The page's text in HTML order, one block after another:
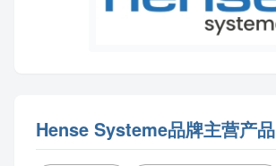
Hense Systeme品牌主营产品